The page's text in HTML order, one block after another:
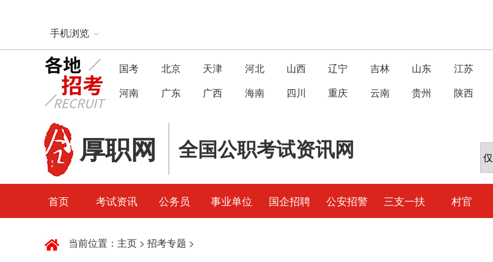
手机浏览
国考 北京 天津 河北 山西 辽宁 吉林 山东 江苏
河南
广东 广西 海南 四川 重庆 云南 贵州 陕西
厚职网 全国公职考试资讯网
首页 考试资讯 公务员 事业单位 国企招聘 公安招警 三支一扶 村官
当前位置： 主页 > 招考专题 >